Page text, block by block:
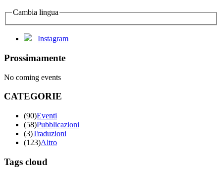
Cambia lingua
Instagram
Prossimamente
No coming events
CATEGORIE
(90)Eventi
(58)Pubblicazioni
(3)Traduzioni
(123)Altro
Tags cloud